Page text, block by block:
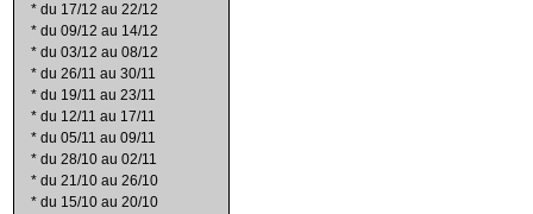
* du 17/12 au 22/12
* du 09/12 au 14/12
* du 03/12 au 08/12
* du 26/11 au 30/11
* du 19/11 au 23/11
* du 12/11 au 17/11
* du 05/11 au 09/11
* du 28/10 au 02/11
* du 21/10 au 26/10
* du 15/10 au 20/10